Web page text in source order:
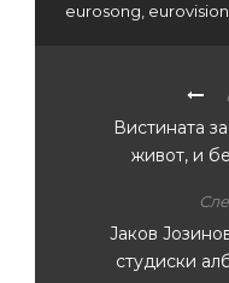
eurosong eurovision
Вистината
живот, и
Јаков
студиски